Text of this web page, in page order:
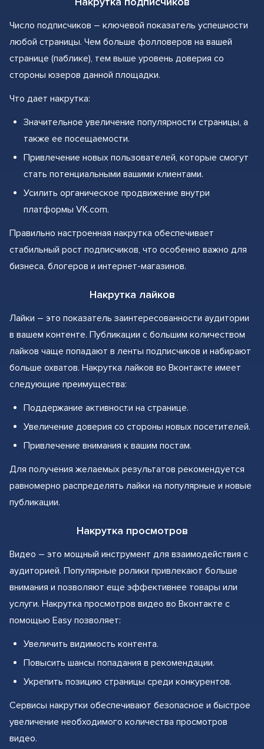
Число подписчиков – ключевой показатель успешности
любой страницы. Чем больше фолловеров на вашей
странице (паблике), тем выше уровень доверия со
стороны юзеров данной площадки.
Что дает накрутка:
Значительное увеличение популярности страницы, а
также ее посещаемости.
Привлечение новых пользователей, которые смогут
стать потенциальными вашими клиентами.
Усилить органическое продвижение внутри
платформы VK.com.
Правильно настроенная накрутка обеспечивает
стабильный рост подписчиков, что особенно важно для
бизнеса, блогеров и интернет-магазинов.
Накрутка лайков
Лайки – это показатель заинтересованности аудитории
в вашем контенте. Публикации с большим количеством
лайков чаще попадают в ленты подписчиков и набирают
больше охватов. Накрутка лайков во Вконтакте имеет
следующие преимущества:
Поддержание активности на странице.
Увеличение доверия со стороны новых посетителей.
Привлечение внимания к вашим постам.
Для получения желаемых результатов рекомендуется
равномерно распределять лайки на популярные и новые
публикации.
Накрутка просмотров
Видео – это мощный инструмент для взаимодействия с
аудиторией. Популярные ролики привлекают больше
внимания и позволяют еще эффективнее товары или
услуги. Накрутка просмотров видео во Вконтакте с
помощью Easy позволяет:
Увеличить видимость контента.
Повысить шансы попадания в рекомендации.
Укрепить позицию страницы среди конкурентов.
Сервисы накрутки обеспечивают безопасное и быстрое
увеличение необходимого количества просмотров
видео.